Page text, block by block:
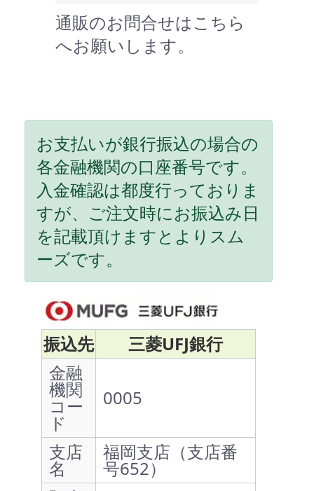
通販のお問合せはこちら
へお願いします。
お支払いが銀行振込の場合の
各金融機関の口座番号です。
入金確認は都度行っておりま
すが、ご注文時にお振込み日
を記載頂けますとよりスム
ーズです。
振込先
三菱UFJ銀行
金融
機関
コー
ド
0005
支店
名
福岡支店（支店番
号652）